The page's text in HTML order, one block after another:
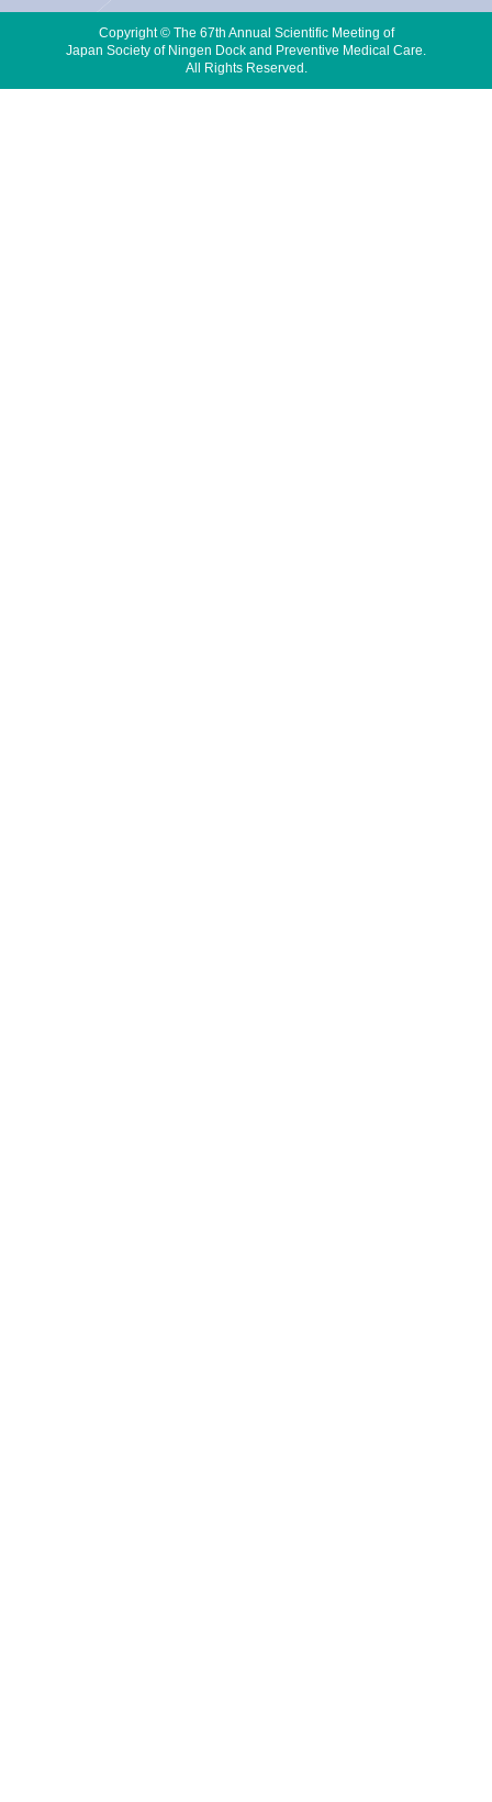
Copyright © The 67th Annual Scientific Meeting of
Japan Society of Ningen Dock and Preventive Medical Care.
All Rights Reserved.